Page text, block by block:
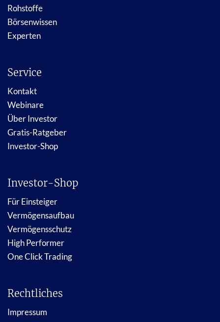
Rohstoffe
Börsenwissen
Experten
Service
Kontakt
Webinare
Über Investor
Gratis-Ratgeber
Investor-Shop
Investor-Shop
Für Einsteiger
Vermögensaufbau
Vermögensschutz
High Performer
One Click Trading
Rechtliches
Impressum